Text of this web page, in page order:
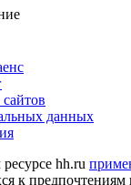
данных
hh.ru
к